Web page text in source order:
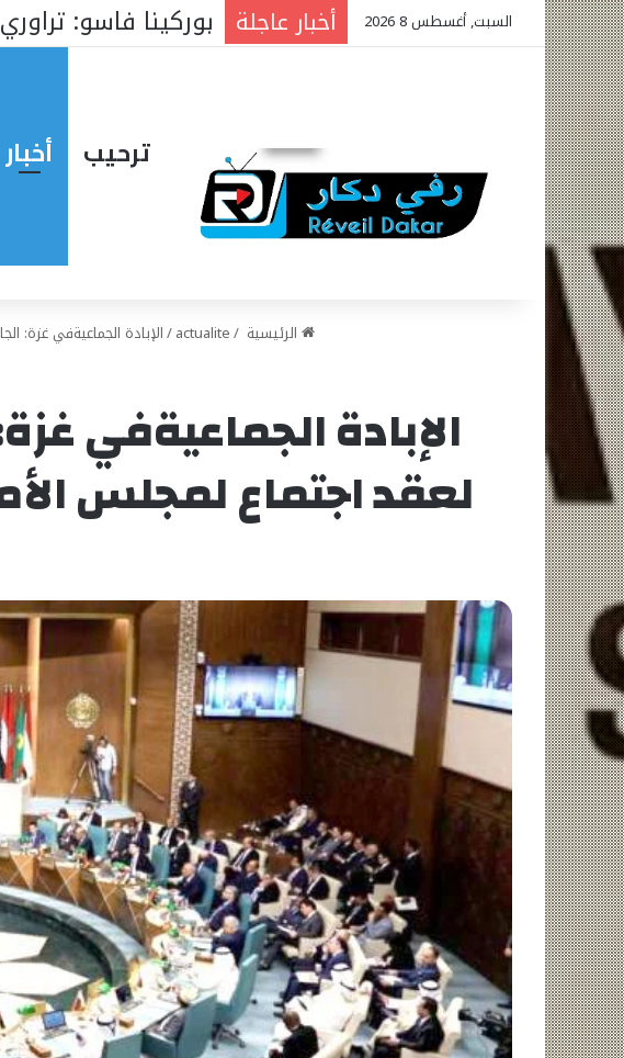
السبت, أغسطس 8 2026 أخبار عاجلة الجمعية الوطنية :
ترحيب أخبار
الرئيسية /
actualite
/الإبادة الجماعيةفي غزة:
الإبادة الجماعيةفي
لعقد اجتماع لمجلس